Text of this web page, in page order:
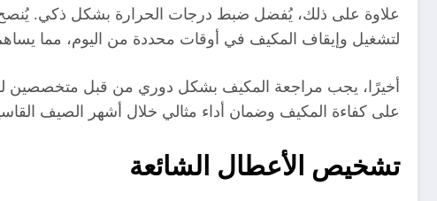
لتشغيل وإيقاف المكيف في أوقات محددة من اليوم، مما
أخيرًا، يجب مراجعة المكيف بشكل دوري من قبل متخصصين
على كفاءة المكيف وضمان أداء مثالي خلال أشهر الصيف
تشخيص الأعطال الشائعة